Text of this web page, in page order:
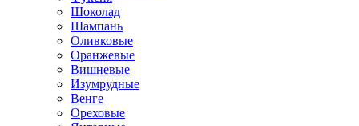
Шоколад
Шампань
Оливковые
Оранжевые
Вишневые
Изумрудные
Венге
Ореховые